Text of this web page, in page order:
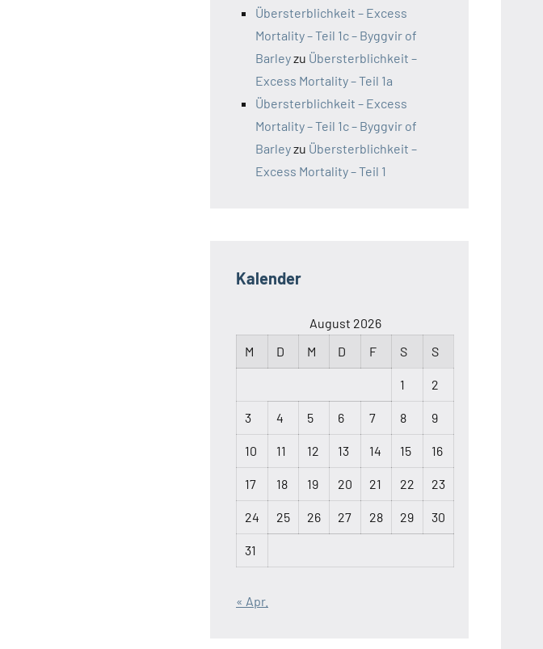
Übersterblichkeit – Excess
Mortality – Teil 1c – Byggvir of
Barleyzu Übersterblichkeit –
Excess Mortality – Teil 1a
Übersterblichkeit – Excess
Mortality – Teil 1c – Byggvir of
Barleyzu Übersterblichkeit –
Excess Mortality – Teil 1
Kalender
August 2026
M
D M D F S S
1 2
3 4 5 6 7 8 9
10 11 12 13 14 15 16
17 18 19 20 21 22 23
24 25 26 27 28 29 30
31
« Apr.